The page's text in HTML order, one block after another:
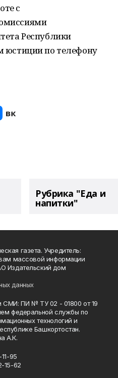
с
Республики
юстиции по телефону
Рубрика "Еда и
напитки"
газета. Учредитель:
массовой информации
Издательский дом
данных
СМИ: ПИ № ТУ 02 - 01800 от 19
федеральной службы по
технологий и
Башкортостан.
А.К.
95
15-62